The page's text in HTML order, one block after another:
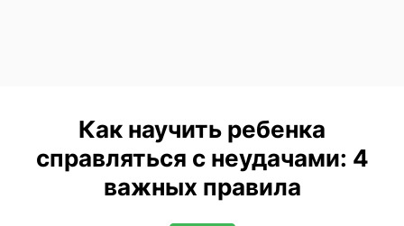
Как научить ребенка
справляться с неудачами: 4
важных правила